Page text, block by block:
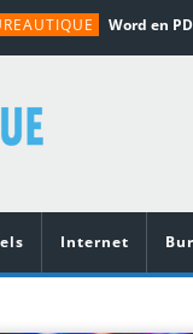
Internet